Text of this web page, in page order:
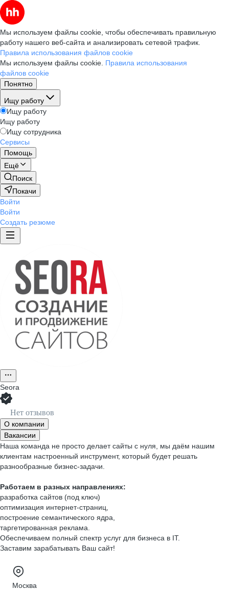
Мы используем файлы cookie, чтобы обеспечивать правильную
работу нашего веб-сайта и анализировать сетевой трафик.
Правила использования файлов cookie
Мы используем файлы cookie. Правила использования
файлов cookie
Понятно
Ищу работу
Ищу работу
Ищу работу
Ищу сотрудника
Сервисы
Помощь
Ещё
Поиск
Покачи
Войти
Войти
Создать резюме
Seora
Нет отзывов
О компании
Вакансии
Наша команда не просто делает сайты с нуля, мы даём нашим
клиентам настроенный инструмент, который будет решать
разнообразные бизнес-задачи.
Работаем в разных направлениях:
разработка сайтов (под ключ)
оптимизация интернет-страниц,
построение семантического ядра,
таргетированная реклама.
Обеспечиваем полный спектр услуг для бизнеса в IT.
Заставим зарабатывать Ваш сайт!
Москва